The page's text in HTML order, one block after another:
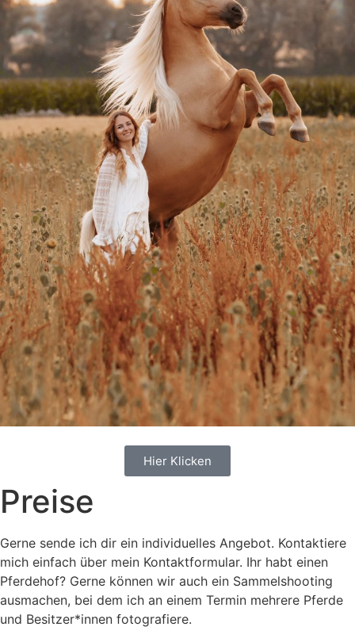
Hier Klicken
Preise
Gerne sende ich dir ein individuelles Angebot. Kontaktiere
mich einfach über mein Kontaktformular. Ihr habt einen
Pferdehof? Gerne können wir auch ein Sammelshooting
ausmachen, bei dem ich an einem Termin mehrere Pferde
und Besitzer*innen fotografiere.